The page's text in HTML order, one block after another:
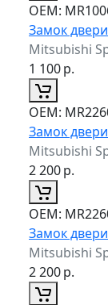
ОЕМ:
Замок
Mitsubishi
1 100р.
ОЕМ:
Замок
Mitsubishi
2 200р.
ОЕМ:
Замок
Mitsubishi
2 200р.